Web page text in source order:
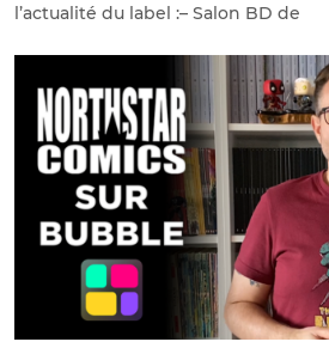
l’actualité du label :– Salon BD de